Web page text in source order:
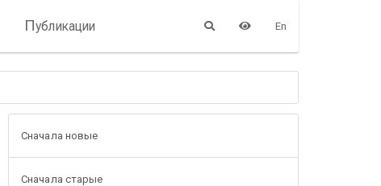
Публикации En
Сначала новые
Сначала старые